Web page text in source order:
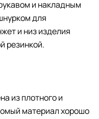
и накладным
для
и низ изделия
резинкой.
из плотного и
материал хорошо